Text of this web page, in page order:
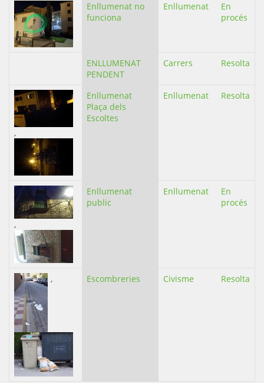
Enllumenat no
funciona
Enllumenat
En
procés
ENLLUMENAT
PENDENT
Carrers Resolta
,
Enllumenat
Plaça dels
Escoltes
Enllumenat Resolta
,
Enllumenat
public
Enllumenat
En
procés
, Escombreries Civisme Resolta